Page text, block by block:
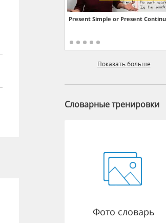
Present Simple or Present
Показать больше
Словарные тренировки
Фото словарь